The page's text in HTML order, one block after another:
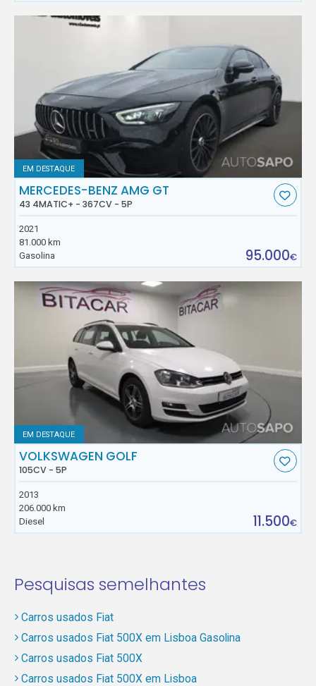
EM DESTAQUE
MERCEDES-BENZ AMG GT
43 4MATIC+ - 367CV - 5P
2021
81.000 km
Gasolina
95.000€
EM DESTAQUE
VOLKSWAGEN GOLF
105CV - 5P
2013
206.000 km
Diesel
11.500€
Pesquisas semelhantes
Carros usados Fiat
Carros usados Fiat 500X em Lisboa Gasolina
Carros usados Fiat 500X
Carros usados Fiat 500X em Lisboa